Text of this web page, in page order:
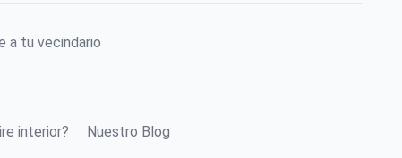
a tu vecindario
interior? Nuestro Blog